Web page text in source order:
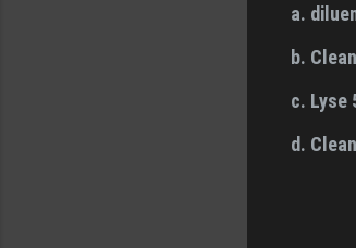
a.
b.
c. Lyse
d.